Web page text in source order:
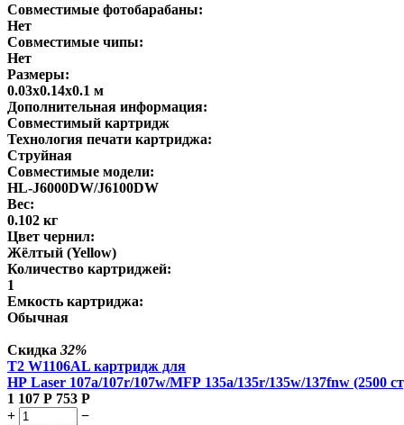
Совместимые фотобарабаны:
Нет
Совместимые чипы:
Нет
Размеры:
0.03x0.14x0.1 м
Дополнительная информация:
Совместимый картридж
Технология печати картриджа:
Струйная
Совместимые модели:
HL-J6000DW/J6100DW
Вес:
0.102 кг
Цвет чернил:
Жёлтый (Yellow)
Количество картриджей:
1
Емкость картриджа:
Обычная
Скидка 32%
T2 W1106AL картридж для
HP Laser 107a/107r/107w/MFP 135a/135r/135w/137fnw (2500
1 107 Р 753 Р
+
−